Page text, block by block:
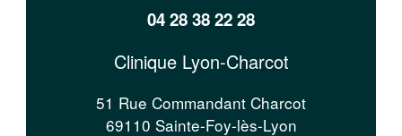
04 28 38 22 28
Clinique Lyon-Charcot
51 Rue Commandant Charcot
69110 Sainte-Foy-lès-Lyon